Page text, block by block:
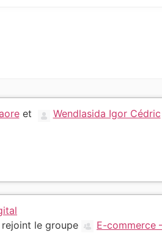
et Wendlasida Igor Cédric
rejoint le groupe E-commerce